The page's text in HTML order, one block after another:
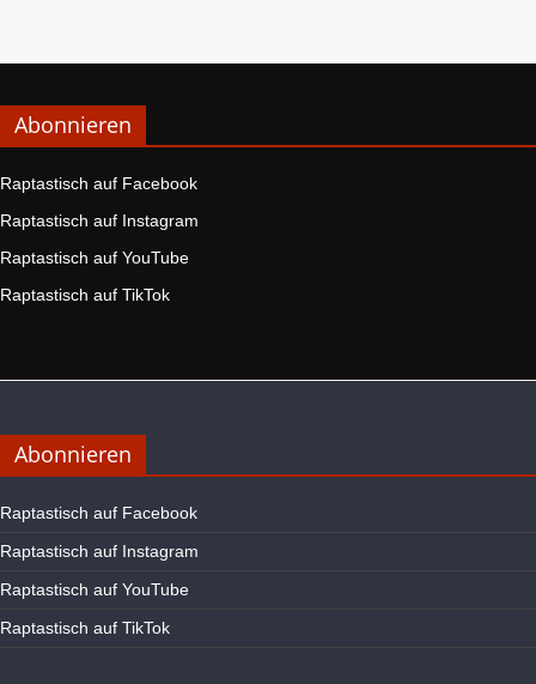
Abonnieren
Raptastisch auf Facebook
Raptastisch auf Instagram
Raptastisch auf YouTube
Raptastisch auf TikTok
Abonnieren
Raptastisch auf Facebook
Raptastisch auf Instagram
Raptastisch auf YouTube
Raptastisch auf TikTok